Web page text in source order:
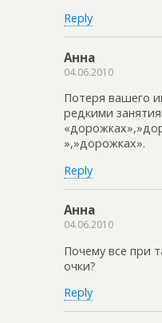
Reply
Анна
04.06.2010
Потеря вашего
редкими
»,»дорожках».
Reply
Анна
04.06.2010
Почему все при
очки?
Reply